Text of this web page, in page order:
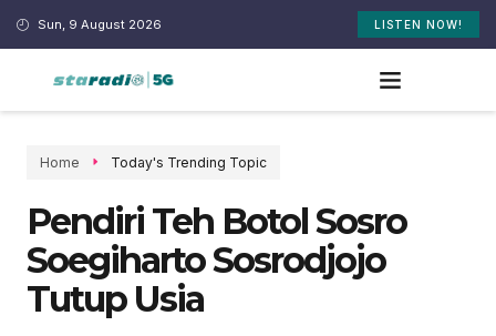
Sun, 9 August 2026 LISTEN NOW!
Home Today's Trending Topic
Pendiri Teh Botol Sosro
Soegiharto Sosrodjojo
Tutup Usia